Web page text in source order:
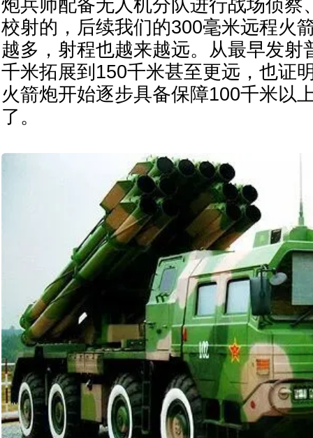
炮兵师配备无人机分队进行战场侦察
校射的，后续我们的300毫米远程火
越多，射程也越来越远。从最早发射
千米拓展到150千米甚至更远，也证
火箭炮开始逐步具备保障100千米以
了。